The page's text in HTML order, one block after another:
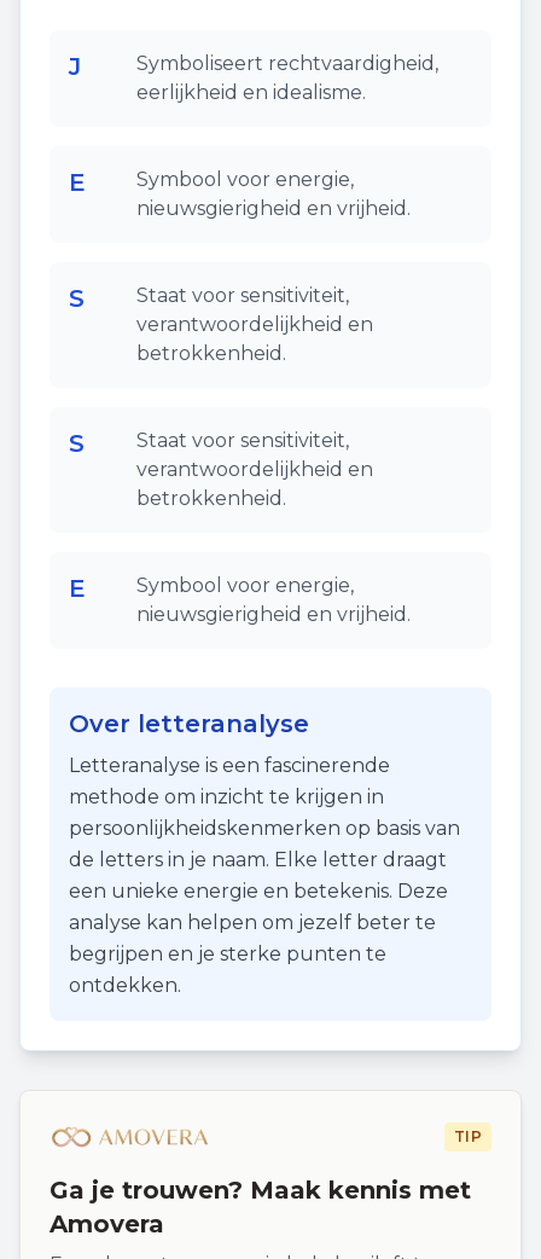
J
Symboliseert rechtvaardigheid,
eerlijkheid en idealisme.
E
Symbool voor energie,
nieuwsgierigheid en vrijheid.
S
Staat voor sensitiviteit,
verantwoordelijkheid en
betrokkenheid.
S
Staat voor sensitiviteit,
verantwoordelijkheid en
betrokkenheid.
E
Symbool voor energie,
nieuwsgierigheid en vrijheid.
Over letteranalyse
Letteranalyse is een fascinerende
methode om inzicht te krijgen in
persoonlijkheidskenmerken op basis van
de letters in je naam. Elke letter draagt
een unieke energie en betekenis. Deze
analyse kan helpen om jezelf beter te
begrijpen en je sterke punten te
ontdekken.
TIP
Ga je trouwen? Maak kennis met
Amovera